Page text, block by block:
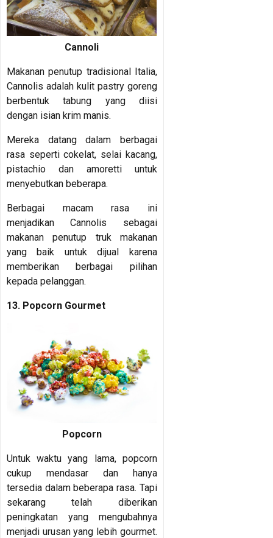
Cannoli
Makanan penutup tradisional Italia,
Cannolis adalah kulit pastry goreng
berbentuk tabung yang diisi
dengan isian krim manis.
Mereka datang dalam berbagai
rasa seperti cokelat, selai kacang,
pistachio dan amoretti untuk
menyebutkan beberapa.
Berbagai macam rasa ini
menjadikan Cannolis sebagai
makanan penutup truk makanan
yang baik untuk dijual karena
memberikan berbagai pilihan
kepada pelanggan.
13. Popcorn Gourmet
Popcorn
Untuk waktu yang lama, popcorn
cukup mendasar dan hanya
tersedia dalam beberapa rasa. Tapi
sekarang telah diberikan
peningkatan yang mengubahnya
menjadi urusan yang lebih gourmet.